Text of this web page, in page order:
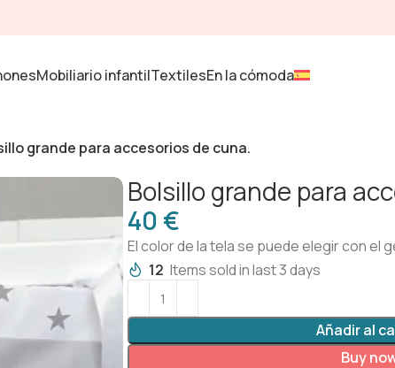
Mobiliario infantilTextilesEn la cómoda
grande para accesorios de cuna.
Bolsillo grande para
€
El color de la tela se puede elegir con el
12 Items sold in last 3 days
Añadir al
Buy